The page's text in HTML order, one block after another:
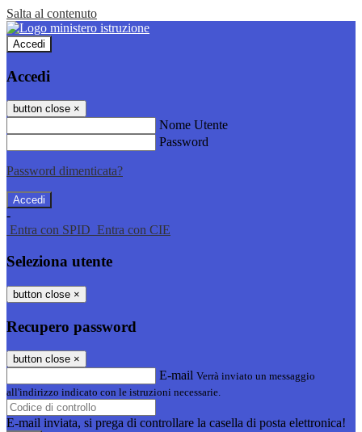
Salta al contenuto
Accedi
Accedi
button close ×
Nome Utente
Password
Password dimenticata?
-
Entra con SPID Entra con CIE
Seleziona utente
button close ×
Recupero password
button close ×
E-mail Verrà inviato un messaggio
all'indirizzo indicato con le istruzioni necessarie.
E-mail inviata, si prega di controllare la casella di posta elettronica!